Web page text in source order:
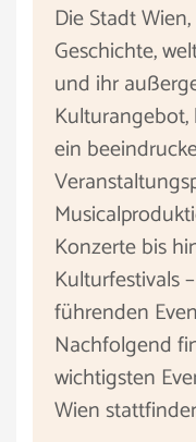
Die Stadt
Geschichte,
und ihr
ein
Konzerte bis
Kulturfestivals
führenden
Nachfolgend
wichtigsten
Wien